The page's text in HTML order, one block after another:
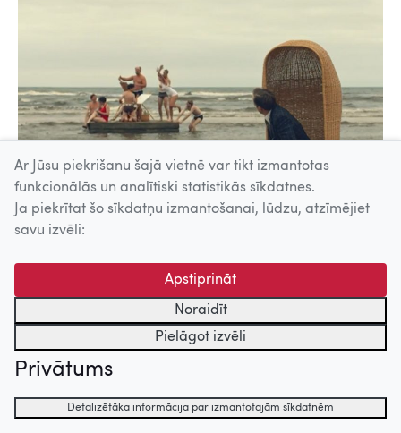
Nacionālā Kino centra portāla filmas.lv tradicionālais
Jāņu festivāls šogad balstīts kinovēstures un mūzikas
kalendārā – tieši 2026. gadā vairāk vai mazāk apaļas
jubilejas svin daudzi pazīstami Latvijas komponisti, kas
rakstījuši arī mūziku lieliskām filmām, un portālā
izveidota desmit filmu izlase no jubilāru kinodarbiem.
pieejams bez maksas jebkurā laikā un jebkurā vietā
Ar Jūsu piekrišanu šajā vietnē var tikt izmantotas
funkcionālās un analītiski statistikās sīkdatnes.
Ja piekrītat šo sīkdatņu izmantošanai, lūdzu, atzīmējiet
savu izvēli:
Apstiprināt
Noraidīt
Pielāgot izvēli
Privātums
Detalizētāka informācija par izmantotajām sīkdatnēm